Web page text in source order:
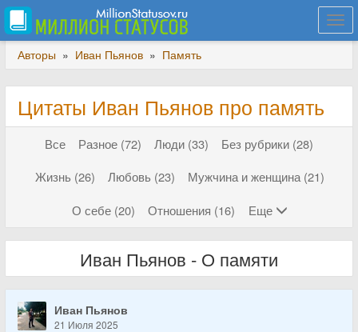
Авторы » Иван Пьянов » Память
Цитаты Иван Пьянов про память
Все Разное (72) Люди (33)
Без рубрики (28)
Жизнь (26)
Любовь (23)
Мужчина и женщина (21)
О себе (20)
Отношения (16) Еще
Иван Пьянов - О памяти
Иван Пьянов
21 Июля 2025